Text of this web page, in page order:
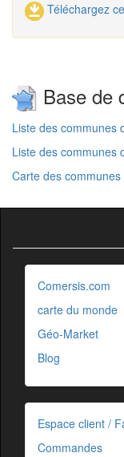
Téléchargez
Base de
Liste des communes
Liste des communes
Carte des
Comersis.com
carte du monde
Géo-Market
Blog
Espace client /
Commandes